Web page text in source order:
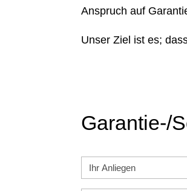
Anspruch auf
Unser Ziel ist es;
Garantie-/
Ihr